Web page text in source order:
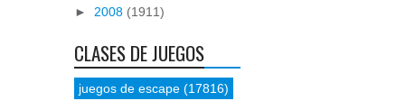
► 2008 (1911)
CLASES DE JUEGOS
juegos de escape (17816)